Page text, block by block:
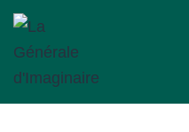
Aller
contenu